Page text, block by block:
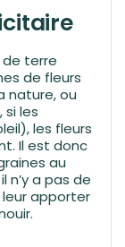
terre
de fleurs
nature, ou
si les
les fleurs
Il est donc
au
n’y a pas de
leur apporter